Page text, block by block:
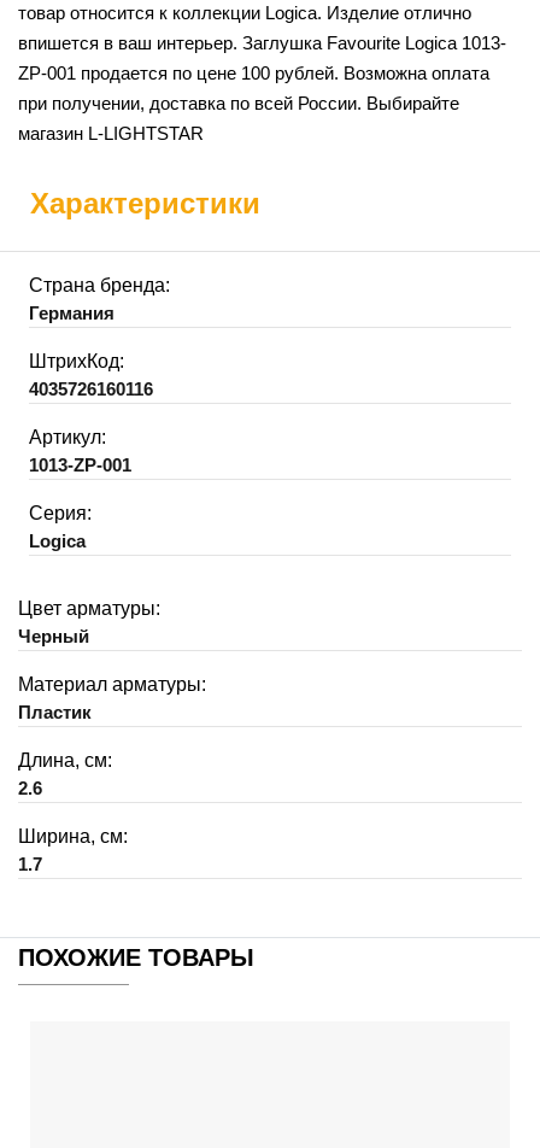
товар относится к коллекции Logica. Изделие отлично
впишется в ваш интерьер. Заглушка Favourite Logica 1013-
ZP-001 продается по цене 100 рублей. Возможна оплата
при получении, доставка по всей России. Выбирайте
магазин L-LIGHTSTAR
Характеристики
Страна бренда:
Германия
ШтрихКод:
4035726160116
Артикул:
1013-ZP-001
Серия:
Logica
Цвет арматуры:
Черный
Материал арматуры:
Пластик
Длина, см:
2.6
Ширина, см:
1.7
ПОХОЖИЕ ТОВАРЫ